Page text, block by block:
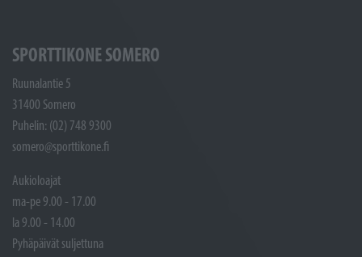
SPORTTIKONE SOMERO
Ruunalantie 5
31400 Somero
Puhelin: (02) 748 9300
somero@sporttikone.fi
Aukioloajat
ma-pe 9.00 - 17.00
la 9.00 - 14.00
Pyhäpäivät suljettuna